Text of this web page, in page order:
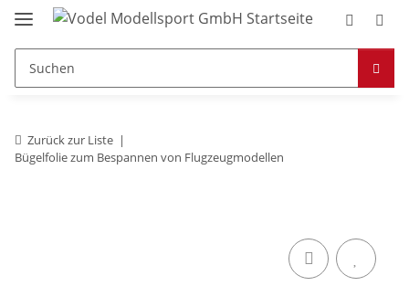
Zurück zur Liste
Bügelfolie zum Bespannen von Flugzeugmodellen